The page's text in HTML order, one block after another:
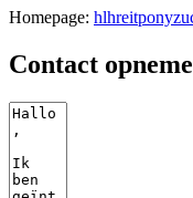
Homepage:
Contact